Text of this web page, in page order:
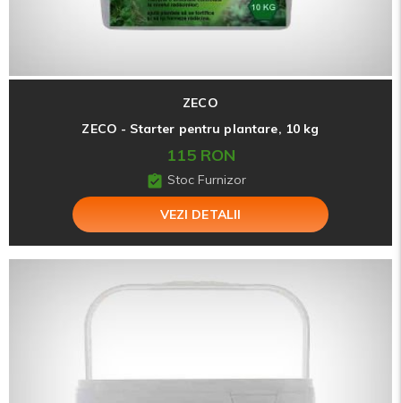
ZECO
ZECO - Starter pentru plantare, 10 kg
115 RON
Stoc Furnizor
VEZI DETALII